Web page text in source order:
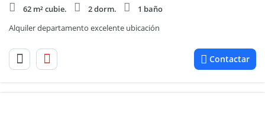
62 m² cubie.
2 dorm.
1 baño
Alquiler departamento excelente ubicación
Contactar